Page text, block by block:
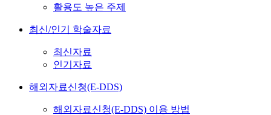
활용도 높은 주제
최신/인기 학술자료
최신자료
인기자료
해외자료신청(E-DDS)
해외자료신청(E-DDS) 이용 방법